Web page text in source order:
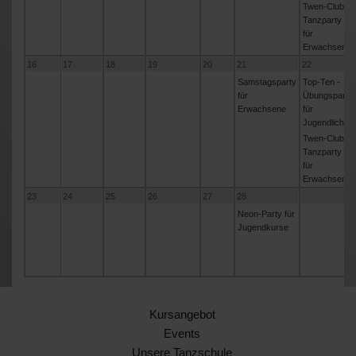
Twen-Club -
Tanzparty
für
Erwachsene
16
17 18 19 20
21
Samstagsparty
für
Erwachsene
22
Top-Ten -
Übungsparty
für
Jugendliche
Twen-Club -
Tanzparty
für
Erwachsene
23
24 25 26 27
28
Neon-Party für
Jugendkurse
Kursangebot
Events
Unsere Tanzschule